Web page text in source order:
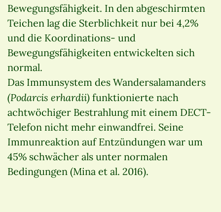
Bewegungsfähigkeit. In den abgeschirmten
Teichen lag die Sterblichkeit nur bei 4,2%
und die Koordinations- und
Bewegungsfähigkeiten entwickelten sich
normal.
Das Immunsystem des Wandersalamanders
(Podarcis erhardii) funktionierte nach
achtwöchiger Bestrahlung mit einem DECT-
Telefon nicht mehr einwandfrei. Seine
Immunreaktion auf Entzündungen war um
45% schwächer als unter normalen
Bedingungen (Mina et al. 2016).